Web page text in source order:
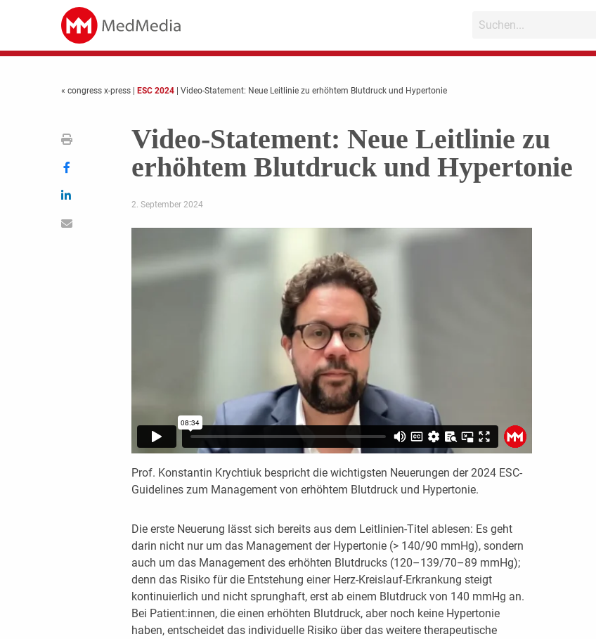
« congress x-press ESC 2024 | Video-Statement: Neue Leitlinie zu erhöhtem Blutdruck und Hypertonie
Video-Statement: Neue Leitlinie zu
erhöhtem Blutdruck und Hypertonie
2. September 2024
Prof. Konstantin Krychtiuk bespricht die wichtigsten Neuerungen der 2024 ESC-
Guidelines zum Management von erhöhtem Blutdruck und Hypertonie.
Die erste Neuerung lässt sich bereits aus dem Leitlinien-Titel ablesen: Es geht
darin nicht nur um das Management der Hypertonie (> 140/90 mmHg), sondern
auch um das Management des erhöhten Blutdrucks (120–139/70–89 mmHg);
denn das Risiko für die Entstehung einer Herz-Kreislauf-Erkrankung steigt
kontinuierlich und nicht sprunghaft, erst ab einem Blutdruck von 140 mmHg an.
Bei Patient:innen, die einen erhöhten Blutdruck, aber noch keine Hypertonie
haben, entscheidet das individuelle Risiko über das weitere therapeutische